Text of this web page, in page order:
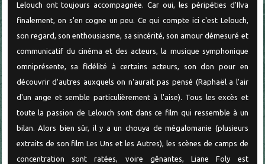
Lelouch ont toujours accompagnée. Car oui, les péripéties d'Ilva
finalement, on s'en cogne un peu. Ce qui compte ici c'est Lelouch,
son regard, son enthousiasme, sa sincérité, son amour démesuré et
communicatif du cinéma et des acteurs, la musique symphonique
omniprésente, sa fidélité à certains acteurs, son don pour en
découvrir d'autres auxquels on n'aurait pas pensé (Raphaël a l'air
d'un ange et semble particulièrement à l'aise). Tous les excès et
toute la passion de Lelouch sont dans ce film qui ressemble à un
bilan. Alors bien sûr, il y a un chouya de mégalomanie (plusieurs
extraits de son film Les Uns et les Autres), les scènes de camps de
concentration sont ratées, voire gênantes, Liane Foly est